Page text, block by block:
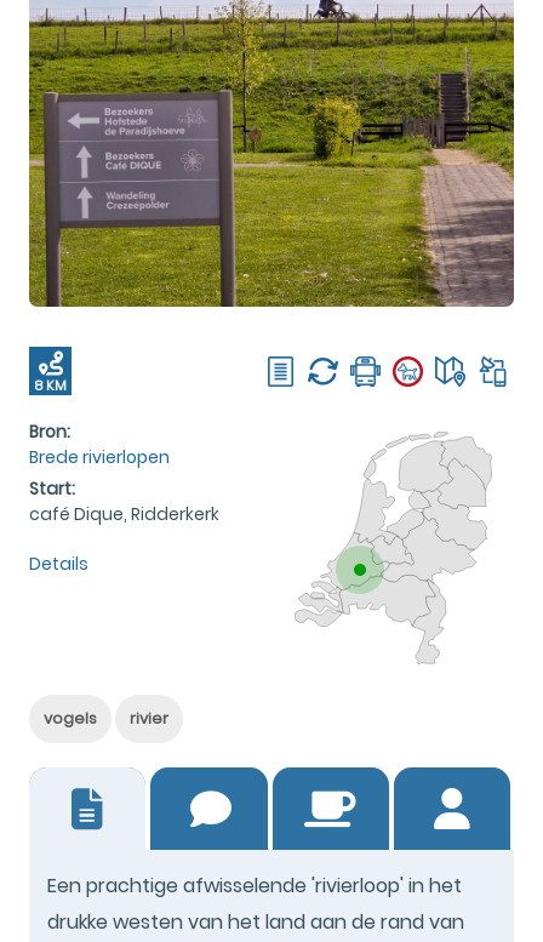
8 KM
Bron:
Brede rivierlopen
Start:
café Dique, Ridderkerk
Details
vogels rivier
Een prachtige afwisselende 'rivierloop' in het
drukke westen van het land aan de rand van